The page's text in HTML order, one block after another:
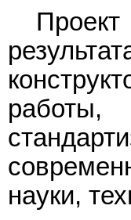
работы,
науки,